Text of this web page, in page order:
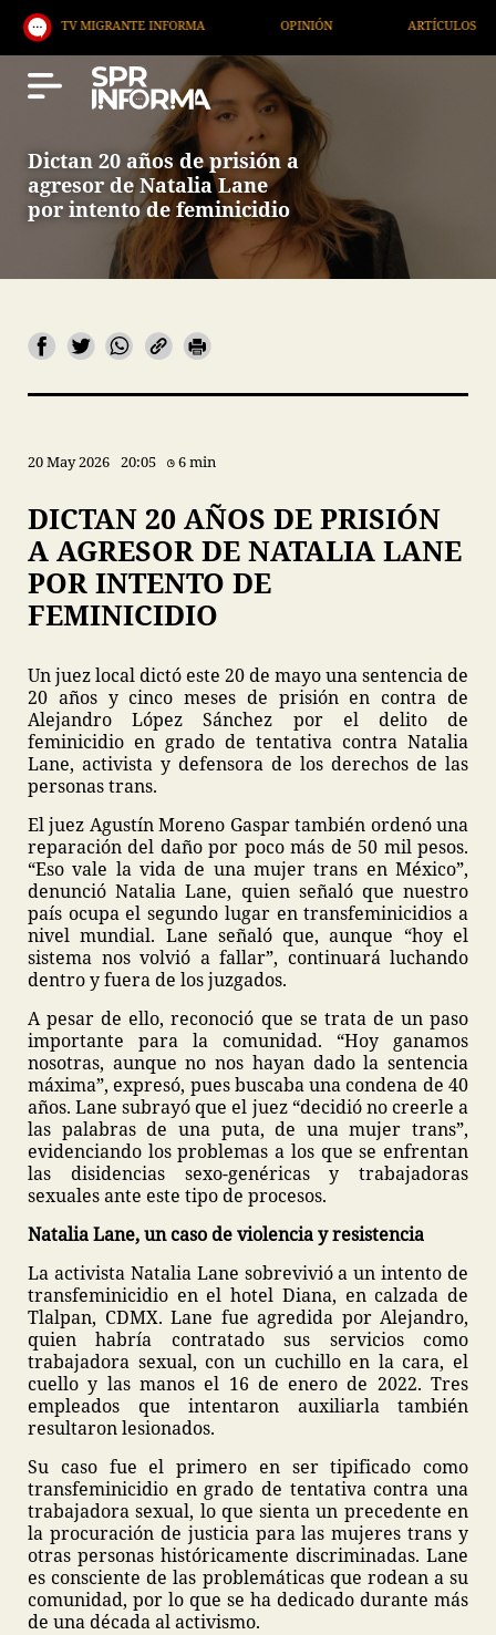
MIGRANTE INFORMA ARTÍCULOS
Dictan 20 años de prisión a
agresor de Natalia Lane
por intento de feminicidio
20 May 2026 20:05 6 min
DICTAN 20 AÑOS DE PRISIÓN
A AGRESOR DE NATALIA LANE
POR INTENTO DE
FEMINICIDIO
Un juez local dictó este 20 de mayo una sentencia de
20 años y cinco meses de prisión en contra de
Alejandro López Sánchez por el delito de
feminicidio en grado de tentativa contra Natalia
Lane, activista y defensora de los derechos de las
personas trans.
El juez Agustín Moreno Gaspar también ordenó una
reparación del daño por poco más de 50 mil pesos.
“Eso vale la vida de una mujer trans en México”,
denunció Natalia Lane, quien señaló que nuestro
país ocupa el segundo lugar en transfeminicidios a
nivel mundial. Lane señaló que, aunque “hoy el
sistema nos volvió a fallar”, continuará luchando
dentro y fuera de los juzgados.
A pesar de ello, reconoció que se trata de un paso
importante para la comunidad. “Hoy ganamos
nosotras, aunque no nos hayan dado la sentencia
máxima”, expresó, pues buscaba una condena de 40
años. Lane subrayó que el juez “decidió no creerle a
las palabras de una puta, de una mujer trans”,
evidenciando los problemas a los que se enfrentan
las disidencias sexo-genéricas y trabajadoras
sexuales ante este tipo de procesos.
Natalia Lane, un caso de violencia y resistencia
La activista Natalia Lane sobrevivió a un intento de
transfeminicidio en el hotel Diana, en calzada de
Tlalpan, CDMX. Lane fue agredida por Alejandro,
quien habría contratado sus servicios como
trabajadora sexual, con un cuchillo en la cara, el
cuello y las manos el 16 de enero de 2022. Tres
empleados que intentaron auxiliarla también
resultaron lesionados.
Su caso fue el primero en ser tipificado como
transfeminicidio en grado de tentativa contra una
trabajadora sexual, lo que sienta un precedente en
la procuración de justicia para las mujeres trans y
otras personas históricamente discriminadas. Lane
es consciente de las problemáticas que rodean a su
comunidad, por lo que se ha dedicado durante más
de una década al activismo.